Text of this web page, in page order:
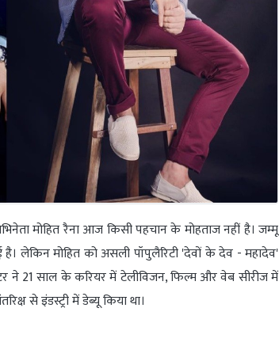
मोहित रैना आज किसी पहचान के मोहताज नहीं है। जम्मू
है। लेकिन मोहित को असली पॉपुलैरिटी 'देवों के देव - महादेव'
ने 21 साल के करियर में टेलीविजन, फिल्म और वेब सीरीज में
से इंडस्ट्री में डेब्यू किया था।